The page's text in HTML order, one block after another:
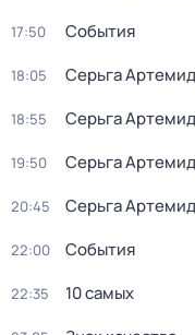
17:50 События
18:05 Серьга
18:55 Серьга
19:50 Серьга
20:45 Серьга
22:00 События
22:35 10 самых